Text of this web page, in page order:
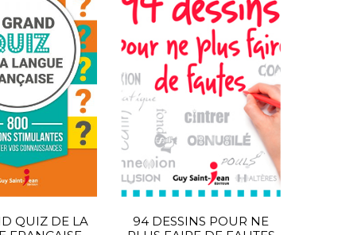
QUIZ DE LA
94 DESSINS POUR NE